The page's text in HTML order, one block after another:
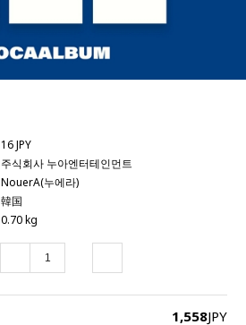
16 JPY
주식회사 누아엔터테인먼트
NouerA(누에라)
韓国
0.70 kg
1,558JPY